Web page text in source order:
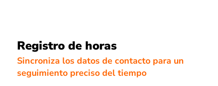
Registro de horas
Sincroniza los datos de contacto para un
seguimiento preciso del tiempo